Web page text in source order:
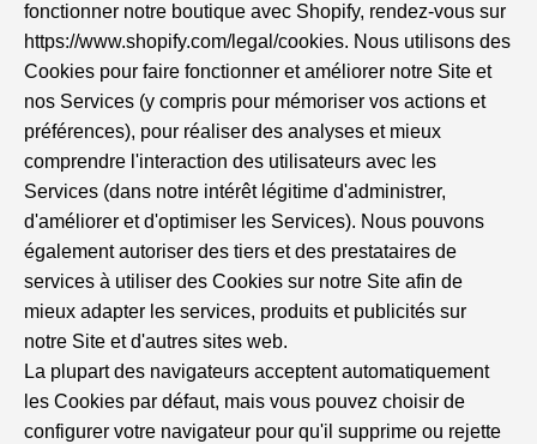
fonctionner notre boutique avec Shopify, rendez-vous sur
https://www.shopify.com/legal/cookies. Nous utilisons des
Cookies pour faire fonctionner et améliorer notre Site et
nos Services (y compris pour mémoriser vos actions et
préférences), pour réaliser des analyses et mieux
comprendre l'interaction des utilisateurs avec les
Services (dans notre intérêt légitime d'administrer,
d'améliorer et d'optimiser les Services). Nous pouvons
également autoriser des tiers et des prestataires de
services à utiliser des Cookies sur notre Site afin de
mieux adapter les services, produits et publicités sur
notre Site et d'autres sites web.
La plupart des navigateurs acceptent automatiquement
les Cookies par défaut, mais vous pouvez choisir de
configurer votre navigateur pour qu'il supprime ou rejette